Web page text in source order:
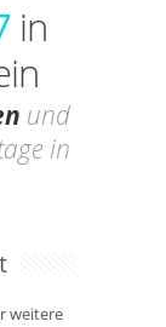
in
und
in
weitere